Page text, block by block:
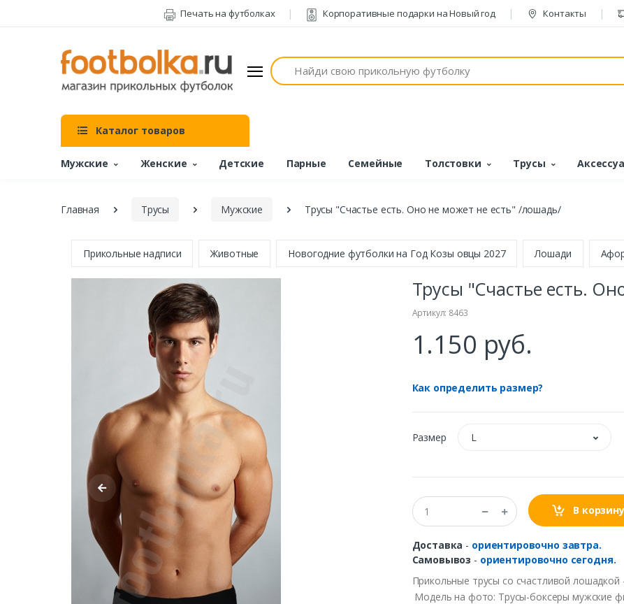
Печать на футболках Корпоративные подарки на Новый год Контакты
Поиск
Каталог товаров
Мужские Женские Детские Парные Семейные Толстовки Трусы
Главная Трусы Мужские Трусы "Счастье есть. Оно не может не есть" /лошадь/
Прикольные надписи Животные Новогодние футболки на Год Козы овцы 2027 Лошади
Трусы "Счастье есть.
Артикул: 8463
1.150 руб.
Как определить размер?
Размер L
В корзину
Доставка - ориентировочно завтра.
Самовывоз - ориентировочно сегодня.
Прикольные трусы со счастливой
Модель на фото: Трусы-боксеры мужские